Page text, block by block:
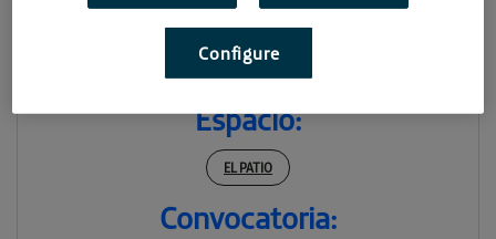
MASKOTAS HOTEL
CANINO
Espacio:
EL PATIO
Convocatoria:
Configure